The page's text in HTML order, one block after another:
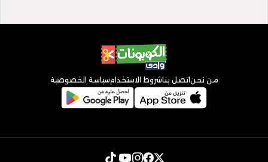
من نحن اتصل بنا شروط الاستخدامسياسة الخصوصية